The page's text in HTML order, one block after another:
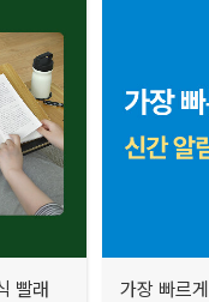
빨래
가장 빠르